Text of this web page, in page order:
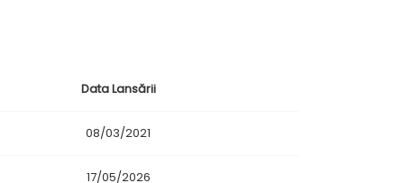
Data Lansării
08/03/2021
17/05/2026